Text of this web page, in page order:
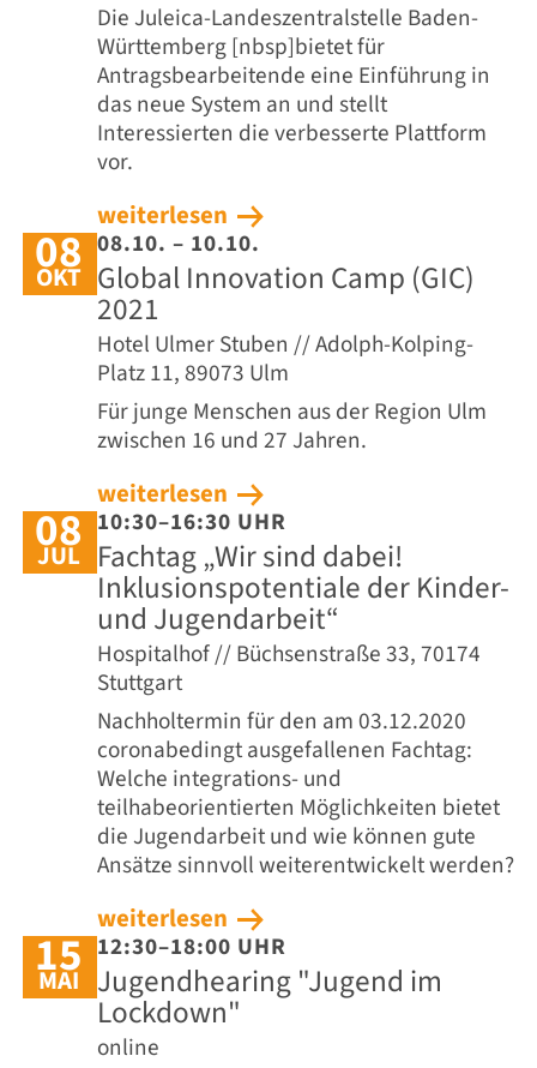
Die Juleica-Landeszentralstelle Baden-
Württemberg [nbsp]bietet für
Antragsbearbeitende eine Einführung in
das neue System an und stellt
Interessierten die verbesserte Plattform
vor.
weiterlesen
08
OKT
08.10. – 10.10.
Global Innovation Camp (GIC)
2021
Hotel Ulmer Stuben // Adolph-Kolping-
Platz 11, 89073 Ulm
Für junge Menschen aus der Region Ulm
zwischen 16 und 27 Jahren.
weiterlesen
08
JUL
10:30–16:30 UHR
Fachtag „Wir sind dabei!
Inklusionspotentiale der Kinder-
und Jugendarbeit“
Hospitalhof // Büchsenstraße 33, 70174
Stuttgart
Nachholtermin für den am 03.12.2020
coronabedingt ausgefallenen Fachtag:
Welche integrations- und
teilhabeorientierten Möglichkeiten bietet
die Jugendarbeit und wie können gute
Ansätze sinnvoll weiterentwickelt werden?
weiterlesen
15
MAI
12:30–18:00 UHR
Jugendhearing "Jugend im
Lockdown"
online